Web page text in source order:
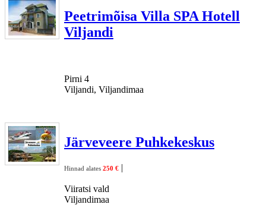
Peetrimõisa Villa SPA Hotell
Viljandi
Pirni 4
Viljandi, Viljandimaa
Järveveere Puhkekeskus
Hinnad alates 250 € |
Viiratsi vald
Viljandimaa